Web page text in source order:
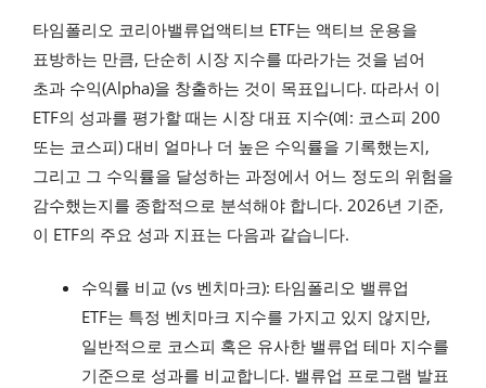
타임폴리오 코리아밸류업액티브 ETF는 액티브 운용을
표방하는 만큼, 단순히 시장 지수를 따라가는 것을 넘어
초과 수익(Alpha)을 창출하는 것이 목표입니다. 따라서 이
ETF의 성과를 평가할 때는 시장 대표 지수(예: 코스피 200
또는 코스피) 대비 얼마나 더 높은 수익률을 기록했는지,
그리고 그 수익률을 달성하는 과정에서 어느 정도의 위험을
감수했는지를 종합적으로 분석해야 합니다. 2026년 기준,
이 ETF의 주요 성과 지표는 다음과 같습니다.
수익률 비교 (vs 벤치마크): 타임폴리오 밸류업
ETF는 특정 벤치마크 지수를 가지고 있지 않지만,
일반적으로 코스피 혹은 유사한 밸류업 테마 지수를
기준으로 성과를 비교합니다. 밸류업 프로그램 발표